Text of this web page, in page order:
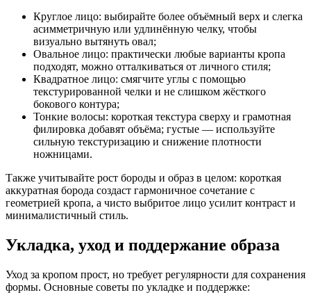
Круглое лицо: выбирайте более объёмный верх и слегка
асимметричную или удлинённую челку, чтобы
визуально вытянуть овал;
Овальное лицо: практически любые варианты кропа
подходят, можно отталкиваться от личного стиля;
Квадратное лицо: смягчите углы с помощью
текстурированной челки и не слишком жёсткого
бокового контура;
Тонкие волосы: короткая текстура сверху и грамотная
филировка добавят объёма; густые — используйте
сильную текстуризацию и снижение плотности
ножницами.
Также учитывайте рост бороды и образ в целом: короткая
аккуратная борода создаст гармоничное сочетание с
геометрией кропа, а чисто выбритое лицо усилит контраст и
минималистичный стиль.
Укладка, уход и поддержание образа
Уход за кропом прост, но требует регулярности для сохранения
формы. Основные советы по укладке и поддержке: